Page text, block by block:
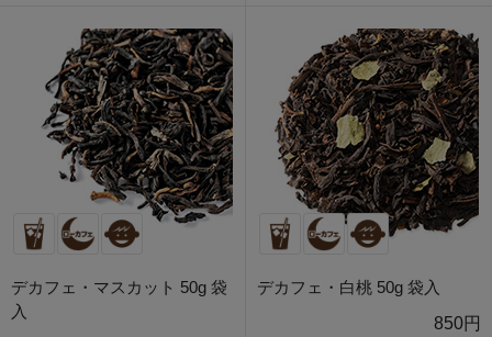
デカフェ・マスカット 50g 袋
入
デカフェ・白桃 50g 袋入
850円